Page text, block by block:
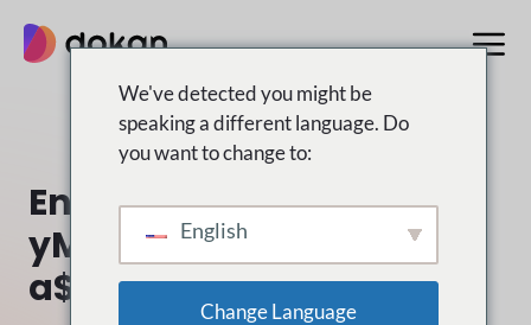
contenido
Enciende tuinfluencia
yMultiplica tu
ganando
a$5000
We've detected you might be
speaking a different language. Do
you want to change to:
English
Change Language